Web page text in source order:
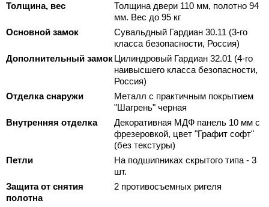
Толщина, вес
Толщина двери 110 мм, полотно 94
мм. Вес до 95 кг
Основной замок
Сувальдный Гардиан 30.11 (3-го
класса безопасности, Россия)
Дополнительный замокЦилиндровый Гардиан 32.01 (4-го
наивысшего класса безопасности,
Россия)
Отделка снаружи
Металл с практичным покрытием
"Шагрень" черная
Внутренняя отделка
Декоративная МДФ панель 10 мм с
фрезеровкой, цвет "Графит софт"
(без текстуры)
Петли
На подшипниках скрытого типа - 3
шт.
Защита от снятия
полотна
2 противосъемных ригеля